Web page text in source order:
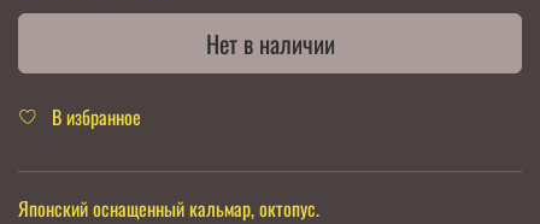
Нет в наличии
В избранное
Японский оснащенный кальмар, октопус.